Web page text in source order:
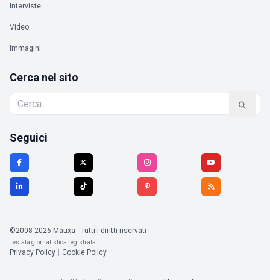
Interviste
Video
Immagini
Cerca nel sito
Seguici
©2008-2026 Mauxa - Tutti i diritti riservati
Testata giornalistica registrata
Privacy Policy Cookie Policy